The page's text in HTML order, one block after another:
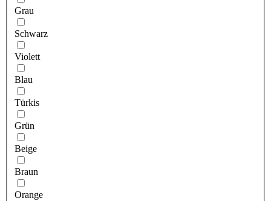
Grau
Schwarz
Violett
Blau
Türkis
Grün
Beige
Braun
Orange